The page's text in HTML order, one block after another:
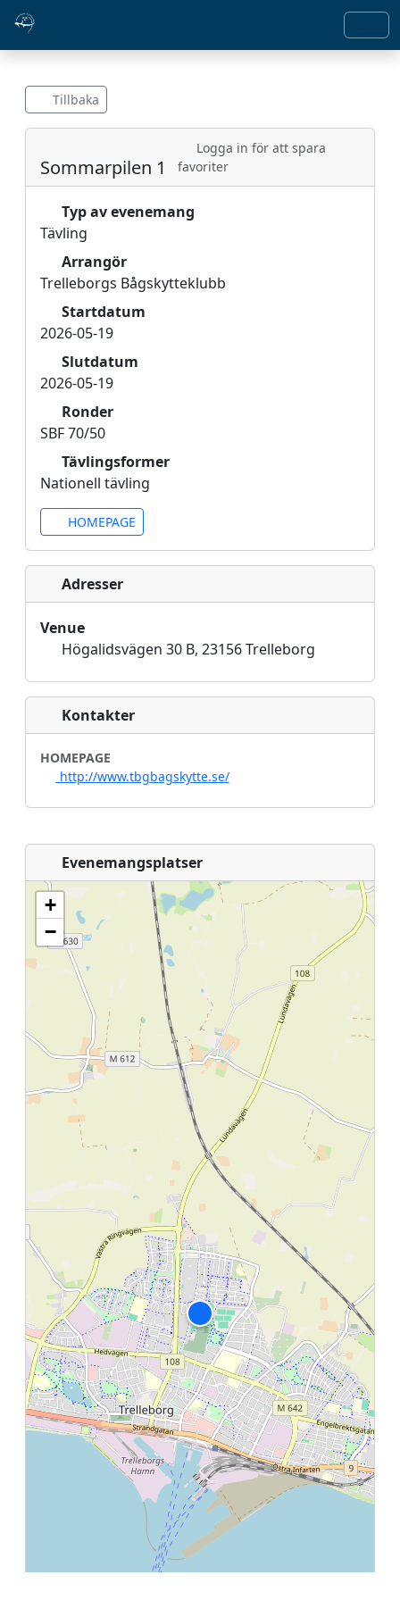
Tillbaka
Sommarpilen 1
Logga in för att spara
favoriter
Typ av evenemang
Tävling
Arrangör
Trelleborgs Bågskytteklubb
Startdatum
2026-05-19
Slutdatum
2026-05-19
Ronder
SBF 70/50
Tävlingsformer
Nationell tävling
HOMEPAGE
Adresser
Venue
Högalidsvägen 30 B, 23156 Trelleborg
Kontakter
HOMEPAGE
http://www.tbgbagskytte.se/
Evenemangsplatser
+
−